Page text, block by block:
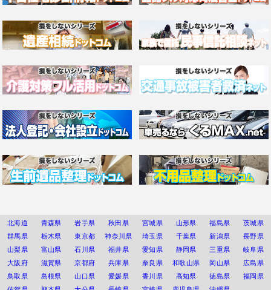
北海道 青森県 岩手県 秋田県 宮城県 山形県 福島県
茨城県
群馬県
栃木県 東京都 神奈川県 埼玉県 千葉県 新潟県
長野県
山梨県
富山県 石川県 福井県 愛知県 静岡県 三重県
岐阜県
大阪府
滋賀県 京都府 兵庫県 奈良県 和歌山県 岡山県
広島県
鳥取県
島根県 山口県 愛媛県 香川県 高知県 徳島県
福岡県